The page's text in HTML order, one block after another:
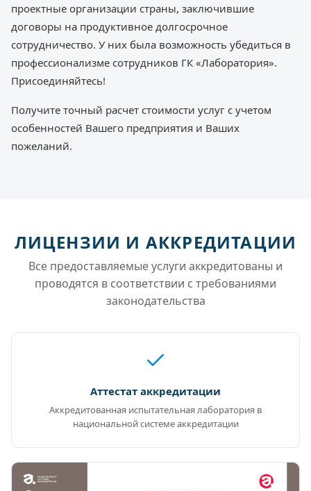
проектные организации страны, заключившие
договоры на продуктивное долгосрочное
сотрудничество. У них была возможность убедиться в
профессионализме сотрудников ГК «Лаборатория».
Присоединяйтесь!
Получите точный расчет стоимости услуг с учетом
особенностей Вашего предприятия и Ваших
пожеланий.
ЛИЦЕНЗИИ И АККРЕДИТАЦИИ
Все предоставляемые услуги аккредитованы и
проводятся в соответствии с требованиями
законодательства
Аттестат аккредитации
Аккредитованная испытательная лаборатория в
национальной системе аккредитации